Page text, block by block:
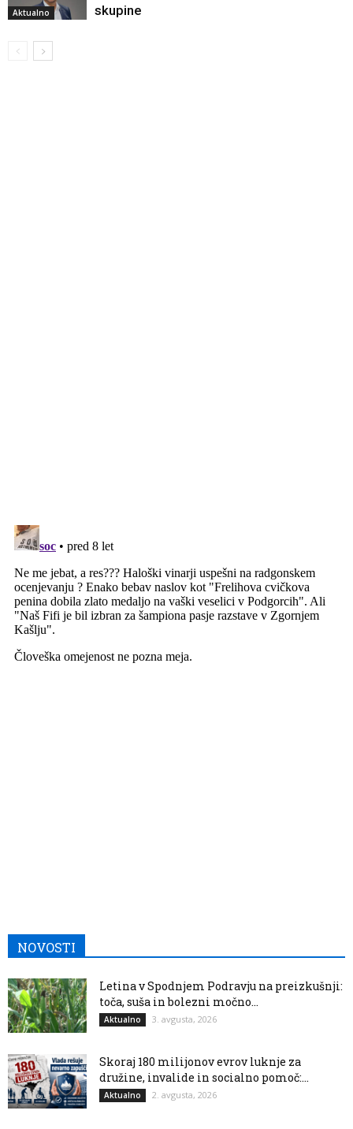
Aktualno
skupine
NOVOSTI
Letina v Spodnjem Podravju na preizkušnji:
toča, suša in bolezni močno...
Aktualno 3. avgusta, 2026
Skoraj 180 milijonov evrov luknje za
družine, invalide in socialno pomoč:...
Aktualno 2. avgusta, 2026